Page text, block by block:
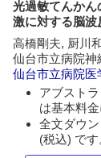
光過敏てんかん
激に対する脳波
高橋剛夫, 厨川
仙台市立病院神
仙台市立病院医
アブスト
は基本料金
全文ダウ
(税込) です